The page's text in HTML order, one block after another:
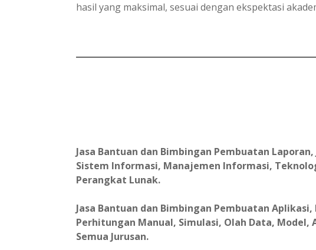
hasil yang maksimal, sesuai dengan ekspektasi
Jasa Bantuan dan Bimbingan Pembuatan
Sistem Informasi, Manajemen Informasi,
Perangkat Lunak.
Jasa Bantuan dan Bimbingan Pembuatan
Perhitungan Manual, Simulasi, Olah Data,
Semua Jurusan.